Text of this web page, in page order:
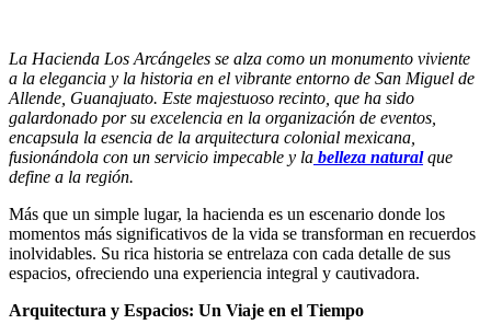
La Hacienda Los Arcángeles se alza como un monumento viviente
a la elegancia y la historia en el vibrante entorno de San Miguel de
Allende, Guanajuato. Este majestuoso recinto, que ha sido
galardonado por su excelencia en la organización de eventos,
encapsula la esencia de la arquitectura colonial mexicana,
fusionándola con un servicio impecable y la belleza natural que
define a la región.
Más que un simple lugar, la hacienda es un escenario donde los
momentos más significativos de la vida se transforman en recuerdos
inolvidables. Su rica historia se entrelaza con cada detalle de sus
espacios, ofreciendo una experiencia integral y cautivadora.
Arquitectura y Espacios: Un Viaje en el Tiempo